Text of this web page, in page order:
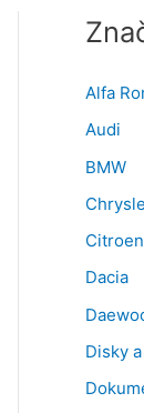
Alfa
Audi
BMW
Citroen
Dacia
Disky
e
c
e